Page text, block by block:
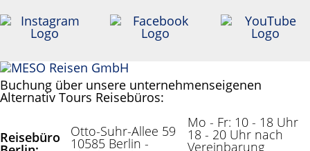
Meso Reisen Reiseveranstalter /
Sternen
Buchung über unsere unternehmenseigenen
Alternativ Tours Reisebüros:
Reisebüro Otto-Suhr-Allee 59
10585 Berlin -
Mo - Fr: 10 - 18 Uhr
18 - 20 Uhr nach
Vereinbarung